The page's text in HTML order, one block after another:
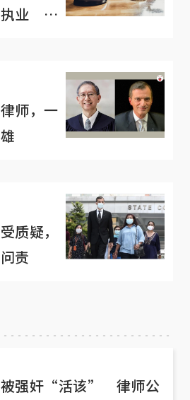
执业 网
师，一
质疑，
责
被强奸“活该” 律师公